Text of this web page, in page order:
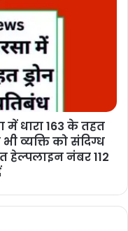
में धारा 163 के तहत
भी व्यक्ति को संदिग्ध
हेल्पलाइन नंबर 112